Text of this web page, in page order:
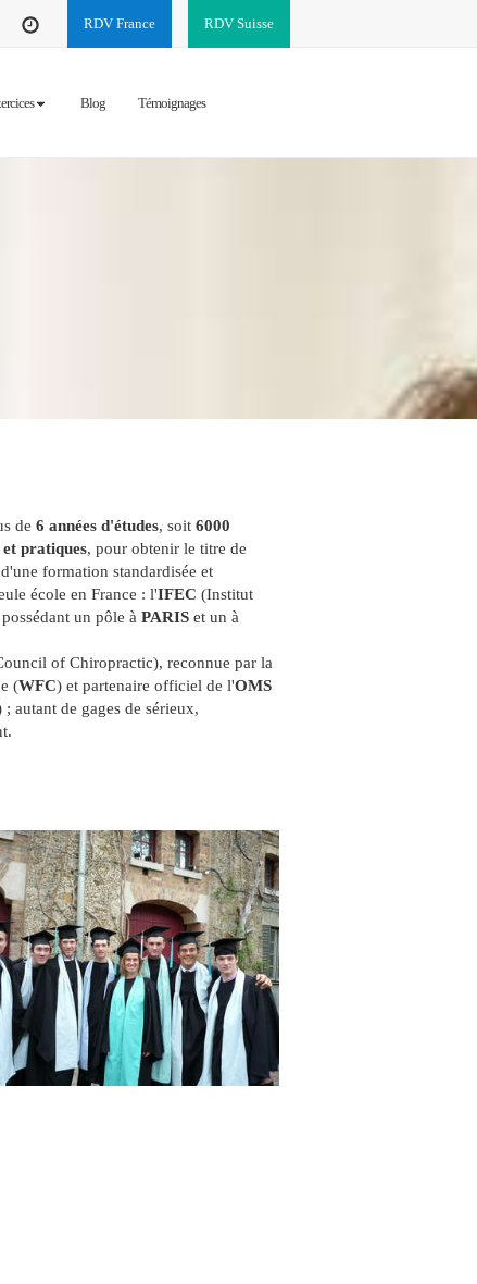
RDV Suisse
RDV France
Blog Témoignages
de 6 années d'études, soit 6000
pratiques, pour obtenir le titre de
formation standardisée et
école en France : l'IFEC (Institut
un pôle à PARIS et un à
of Chiropractic), reconnue par la
(WFC) et partenaire officiel de l'OMS
autant de gages de sérieux,